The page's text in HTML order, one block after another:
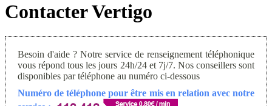
Contacter Vertigo
Besoin d'aide ? Notre service de renseignement téléphonique
vous répond tous les jours 24h/24 et 7j/7. Nos conseillers sont
disponibles par téléphone au numéro ci-dessous
Numéro de téléphone pour être mis en relation avec notre